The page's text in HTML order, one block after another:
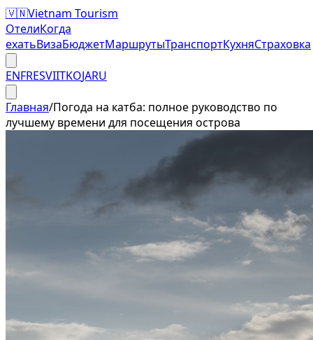
🇻🇳Vietnam Tourism
ОтелиКогда
ехатьВизаБюджетМаршрутыТранспортКухняСтраховка
ENFRESVIITKOJARU
Главная/Погода на катба: полное руководство по
лучшему времени для посещения острова